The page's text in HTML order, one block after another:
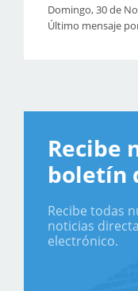
Domingo, 30 de
Último mensaje
Recibe
boletín
Recibe todas
noticias
electrónico.